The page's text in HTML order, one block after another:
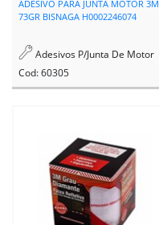
ADESIVO PARA JUNTA MOTOR 3M
73GR BISNAGA H0002246074
Adesivos P/Junta De Motor
Cod: 60305